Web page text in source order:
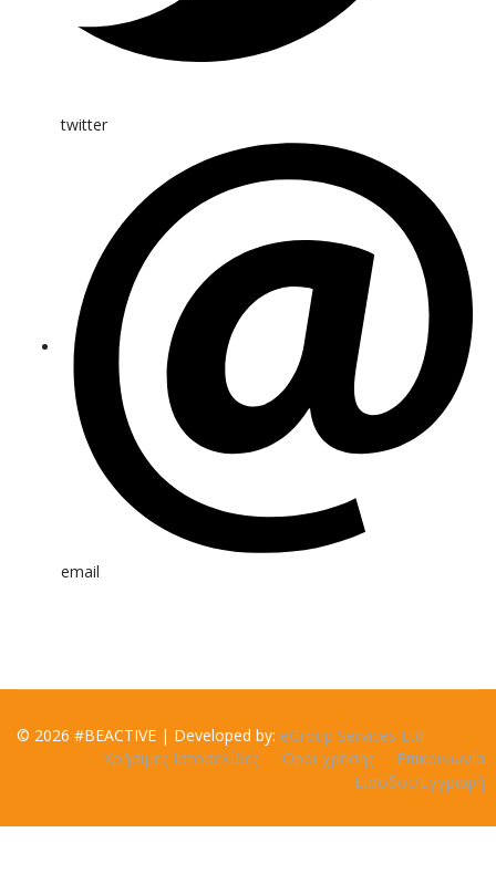
twitter
email
© 2026 #BEACTIVE | Developed by: eGroup Services Ltd
Χρήσιμες Ιστοσελίδες
Όροι χρήσης
Επικοινωνία
Είσοδος/Εγγραφή